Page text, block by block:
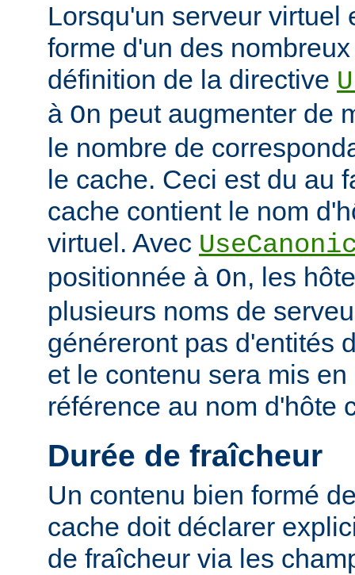
Lorsqu'un serveur virtuel
forme d'un des
définition de la directive
à On peut augmenter de
le nombre de
le cache. Ceci est du au
cache contient le nom
virtuel. Avec
positionnée à On, les
plusieurs noms de
généreront pas d'entités
et le contenu sera mis
référence au nom d'hôte
Durée de fraîcheur
Un contenu bien formé
cache doit déclarer
de fraîcheur via les